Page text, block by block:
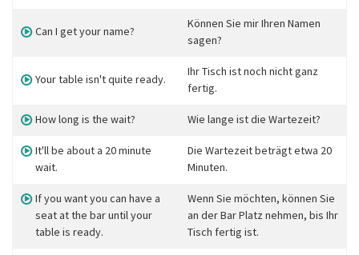
Can I get your name?
Können Sie mir Ihren Namen
sagen?
Your table isn't quite ready.
Ihr Tisch ist noch nicht ganz
fertig.
How long is the wait? Wie lange ist die Wartezeit?
It'll be about a 20 minute
wait.
Die Wartezeit beträgt etwa 20
Minuten.
If you want you can have a
seat at the bar until your
table is ready.
Wenn Sie möchten, können Sie
an der Bar Platz nehmen, bis Ihr
Tisch fertig ist.